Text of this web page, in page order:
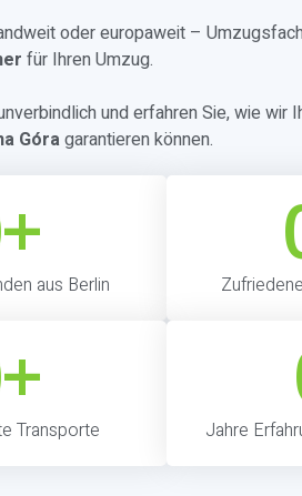
oder europaweit –
für Ihren Umzug.
und erfahren Sie, wie wir
Góragarantieren können.
aus Berlin
+
Transporte
+
Jahre